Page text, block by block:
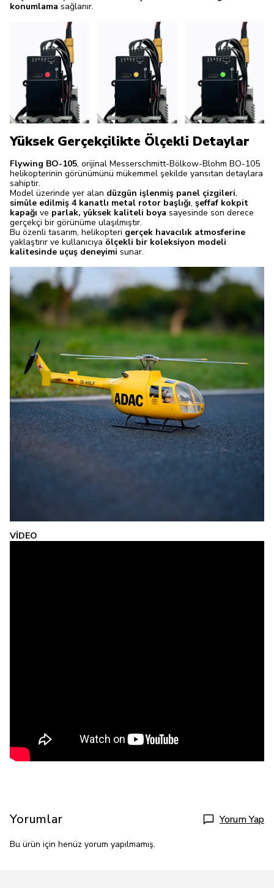
konumlama sağlanır.
Yüksek Gerçekçilikte Ölçekli Detaylar
Flywing BO-105, orijinal Messerschmitt-Bölkow-Blohm BO-105
helikopterinin görünümünü mükemmel şekilde yansıtan detaylara
sahiptir.
Model üzerinde yer alan düzgün işlenmiş panel çizgileri,
simüle edilmiş 4 kanatlı metal rotor başlığı, şeffaf kokpit
kapağı ve parlak, yüksek kaliteli boya sayesinde son derece
gerçekçi bir görünüme ulaşılmıştır.
Bu özenli tasarım, helikopteri gerçek havacılık atmosferine
yaklaştırır ve kullanıcıya ölçekli bir koleksiyon modeli
kalitesinde uçuş deneyimi sunar.
VİDEO
Yorumlar Yorum Yap
Bu ürün için henüz yorum yapılmamış.